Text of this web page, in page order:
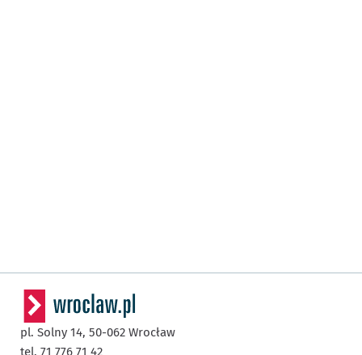
pl. Solny 14, 50-062 Wrocław
tel. 71 776 71 42